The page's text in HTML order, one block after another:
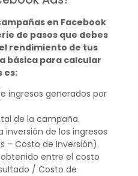
en Facebook
de pasos que debes
rendimiento de tus
básica para calcular
es:
ingresos generados por
de la campaña.
inversión de los ingresos
– Costo de Inversión).
entre el costo
/ Costo de